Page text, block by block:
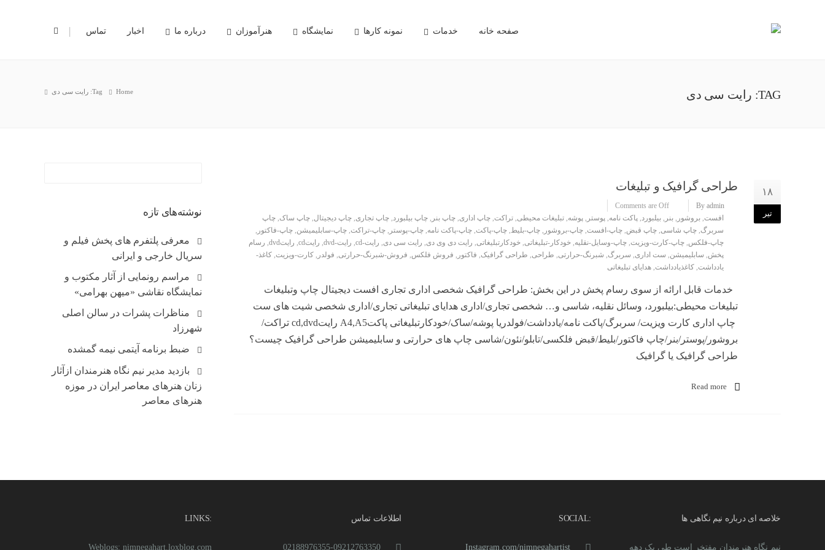
صفحه خانه خدمات نمونه کارها نمایشگاه هنرآموزان درباره ما اخبار تماس |
Home Tag: رایت سی دی TAG: رایت سی دی
۱۸
تیر
طراحی گرافیک و تبلیغات
By admin
Comments are Off
افست, بروشور , بنر , بیلبورد, پاکت نامه, پوستر , پوشه, تبلیغات محیطی, تراکت, چاپ اداری, چاپ بنر , چاپ بیلبورد, چاپ تجاری, چاپ دیجیتال, چاپ ساک, چاپ
سربرگ, چاپ شاسی, چاپ قبض, چاپ-افست, چاپ-بروشور , چاپ-بلیط, چاپ-پاکت, چاپ-پاکت نامه, چاپ-پوستر , چاپ-تراکت, چاپ-سابلیمیشن, چاپ-فاکتور ,
چاپ-فلکس, چاپ-کارت-ویزیت, چاپ-وسایل-نقلیه, خودکار-تبلیغاتی, خودکارتبلیغاتی, رایت دی وی دی, رایت سی دی, رایت-cd , رایت-dvd , رایتcd , رایتdvd , رسام
پخش, سابلیمیشن, ست اداری, سربرگ, شبرنگ-حرارتی, طراحی, طراحی گرافیک, فاکتور , فروش فلکس, فروش-شبرنگ-حرارتی, فولدر , کارت-ویزیت, کاغذ-
یادداشت, کاغذیادداشت, هدایای تبلیغاتی
خدمات قابل ارائه از سوی رسام پخش در این بخش: طراحی گرافیک شخصی اداری تجاری افست دیجیتال چاپ وتبلیغات
تبلیغات محیطی:بیلبورد، وسائل نقلیه، شاسی و… شخصی تجاری/اداری هدایای تبلیغاتی تجاری/اداری شخصی شیت های ست
چاپ اداری کارت ویزیت/ سربرگ/پاکت نامه/یادداشت/فولدریا پوشه/ساک/خودکارتبلیغاتی پاکتA4,A5 رایتcd,dvd تراکت/
بروشور/پوستر/بنر/چاپ فاکتور/بلیط/قبض فلکسی/تابلو/نئون/شاسی چاپ های حرارتی و سابلیمیشن طراحی گرافیک چیست؟
طراحی گرافیک یا گرافیک
Read more
نوشته‌های تازه
معرفی پلتفرم های پخش فیلم و
سریال خارجی و ایرانی
مراسم رونمایی از آثار مکتوب و
نمایشگاه نقاشی «میهن بهرامی»
مناظرات پشرات در سالن اصلی
شهرزاد
ضبط برنامه آیتمی نیمه گمشده
بازدید مدیر نیم نگاه هنرمندان ازآثار
زنان هنرهای معاصر ایران در موزه
هنرهای معاصر
خلاصه ای درباره نیم نگاهی ها
نیم نگاه هنرمندان مفتخر است طی یک دهه
:SOCIAL
Instagram.com/nimnegahartist
اطلاعات تماس
02188976355-09212763350
:LINKS
Weblogs: nimnegahart.loxblog.com